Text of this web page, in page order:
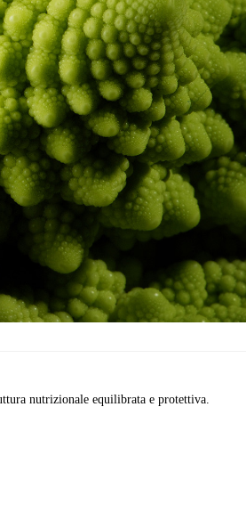
nutrizionale equilibrata e protettiva.